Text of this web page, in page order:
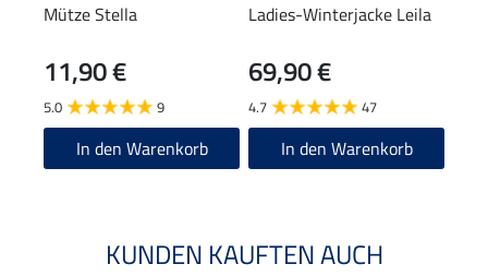
Mütze Stella
11,90 €
5.0 9
In den Warenkorb
Ladies-Winterjacke Leila
69,90 €
4.7 47
In den Warenkorb
KUNDEN KAUFTEN AUCH